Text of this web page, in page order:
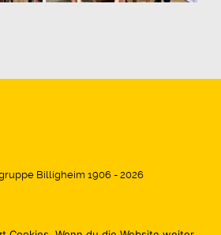
Billigheim 1906 - 2026